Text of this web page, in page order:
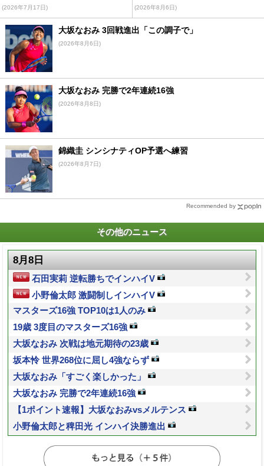
(2026年7月17日) (2026年8月6日)
大坂なおみ 3回戦進出「この調子で」
(2026年8月6日)
大坂なおみ 完勝で2年連続16強
(2026年8月8日)
錦織圭 シンシナティOP予選へ練習
(2026年8月7日)
Recommended by
その他のニュース
8月8日
石田実莉 逆転勝ちでインハイV
小野倫太郎 激闘制しインハイV
マスターズ16強 TOP10は1人のみ
19歳 3度目のマスターズ16強
大坂なおみ 次戦は地元期待の23歳
坂本怜 世界268位に屈し4強ならず
大坂なおみ「すごく楽しかった」
大坂なおみ 完勝で2年連続16強
【1ポイント速報】大坂なおみvsメルテンス
小野倫太郎と稗田光 インハイ決勝進出